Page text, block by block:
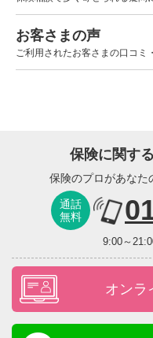
お客さまの声
ご利用されたお客さまの口コミ
保険に関す
保険のプロがあなた
通話
無料
9:00～
オンラ